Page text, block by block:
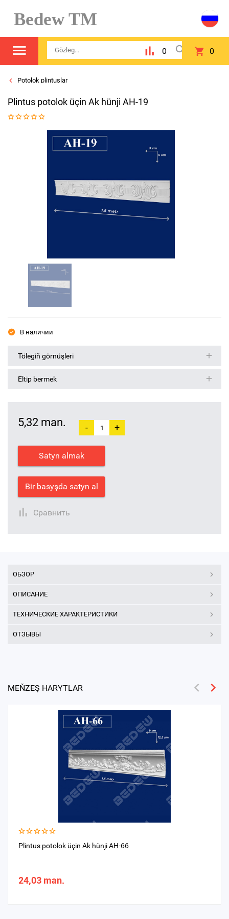
Bedew TM
0 0
Potolok plintuslar
Plintus potolok üçin Ak hünji AH-19
В наличии
Tölegiň görnüşleri
Eltip bermek
5,32 man. - +
Satyn almak
Bir basyşda satyn al
Сравнить
ОБЗОР
ОПИСАНИЕ
ТЕХНИЧЕСКИЕ ХАРАКТЕРИСТИКИ
ОТЗЫВЫ
MEŇZEŞ HARYTLAR
Plintus potolok üçin Ak hünji AH-66
24,03 man.